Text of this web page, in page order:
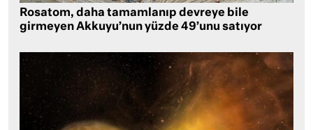
Rosatom, daha tamamlanıp devreye bile
girmeyen Akkuyu’nun yüzde 49’unu satıyor